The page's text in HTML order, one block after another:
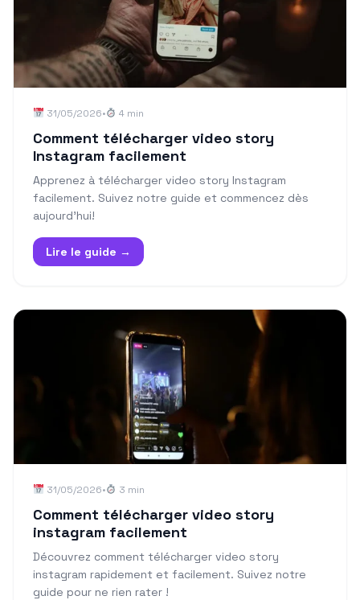
31/05/2026• 4 min
Comment télécharger video story
Instagram facilement
Apprenez à télécharger video story Instagram
facilement. Suivez notre guide et commencez dès
aujourd'hui!
Lire le guide →
31/05/2026• 3 min
Comment télécharger video story
instagram facilement
Découvrez comment télécharger video story
instagram rapidement et facilement. Suivez notre
guide pour ne rien rater !